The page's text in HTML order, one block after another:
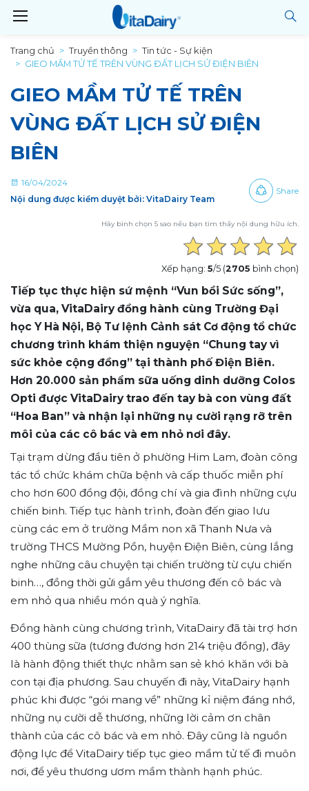
Trang chủ Truyền thông
Tin tức - Sự kiện
GIEO MẦM TỬ TẾ TRÊN VÙNG ĐẤT LỊCH SỬ ĐIỆN BIÊN
GIEO MẦM TỬ TẾ TRÊN
VÙNG ĐẤT LỊCH SỬ ĐIỆN
BIÊN
16/04/2024
Nội dung được kiểm duyệt bởi: VitaDairy Team
Share
Hãy bình chọn 5 sao nếu bạn tìm thấy nội dung hữu ích.
Xếp hạng: 5/5 (2705 bình chọn)
Tiếp tục thực hiện sứ mệnh “Vun bồi Sức sống”,
vừa qua, VitaDairy đồng hành cùng Trường Đại
học Y Hà Nội, Bộ Tư lệnh Cảnh sát Cơ động tổ chức
chương trình khám thiện nguyện “Chung tay vì
sức khỏe cộng đồng” tại thành phố Điện Biên.
Hơn 20.000 sản phẩm sữa uống dinh dưỡng Colos
Opti được VitaDairy trao đến tay bà con vùng đất
“Hoa Ban” và nhận lại những nụ cười rạng rỡ trên
môi của các cô bác và em nhỏ nơi đây.
Tại trạm dừng đầu tiên ở phường Him Lam, đoàn công
tác tổ chức khám chữa bệnh và cấp thuốc miễn phí
cho hơn 600 đồng đội, đồng chí và gia đình những cựu
chiến binh. Tiếp tục hành trình, đoàn đến giao lưu
cùng các em ở trường Mầm non xã Thanh Nưa và
trường THCS Mường Pồn, huyện Điện Biên, cùng lắng
nghe những câu chuyện tại chiến trường từ cựu chiến
binh…, đồng thời gửi gắm yêu thương đến cô bác và
em nhỏ qua nhiều món quà ý nghĩa.
Đồng hành cùng chương trình, VitaDairy đã tài trợ hơn
400 thùng sữa (tương đương hơn 214 triệu đồng), đây
là hành động thiết thực nhằm san sẻ khó khăn với bà
con tại địa phương. Sau chuyến đi này, VitaDairy hạnh
phúc khi được “gói mang về” những kỉ niệm đáng nhớ,
những nụ cười dễ thương, những lời cảm ơn chân
thành của các cô bác và em nhỏ. Đây cũng là nguồn
động lực để VitaDairy tiếp tục gieo mầm tử tế đi muôn
nơi, để yêu thương ươm mầm thành hạnh phúc.